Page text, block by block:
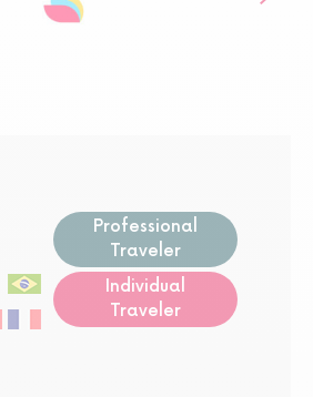
Professional
Traveler
Individual
Traveler